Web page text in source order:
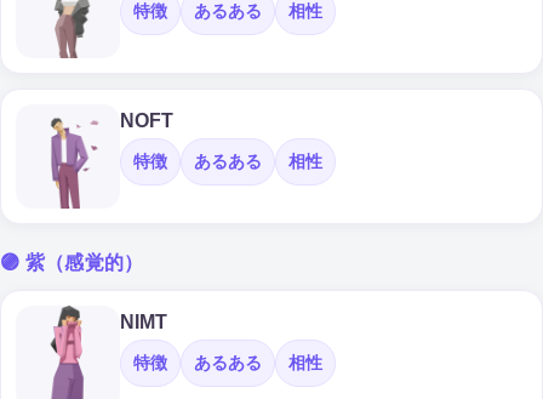
特徴 あるある 相性
NOFT
特徴 あるある 相性
🟣 紫（感覚的）
NIMT
特徴 あるある 相性